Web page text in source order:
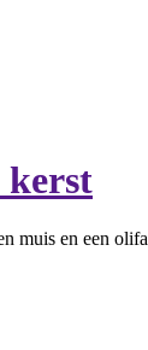
kerst
muis en een